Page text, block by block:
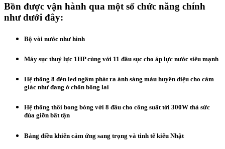
Bồn được vận hành qua một số chức năng chính
như dưới đây:
Bộ vòi nước như hình
Máy sục thuỷ lực 1HP cùng với 11 đầu sục cho áp lực nước siêu mạnh
Hệ thống 8 đèn led ngầm phát ra ánh sáng màu huyền diệu cho cảm
giác như đang ở chốn bồng lai
Hệ thống thổi bong bóng với 8 đầu cho công suất tới 300W thả sức
đùa giỡn bất tận
Bảng điều khiển cảm ứng sang trọng và tinh tế kiểu Nhật